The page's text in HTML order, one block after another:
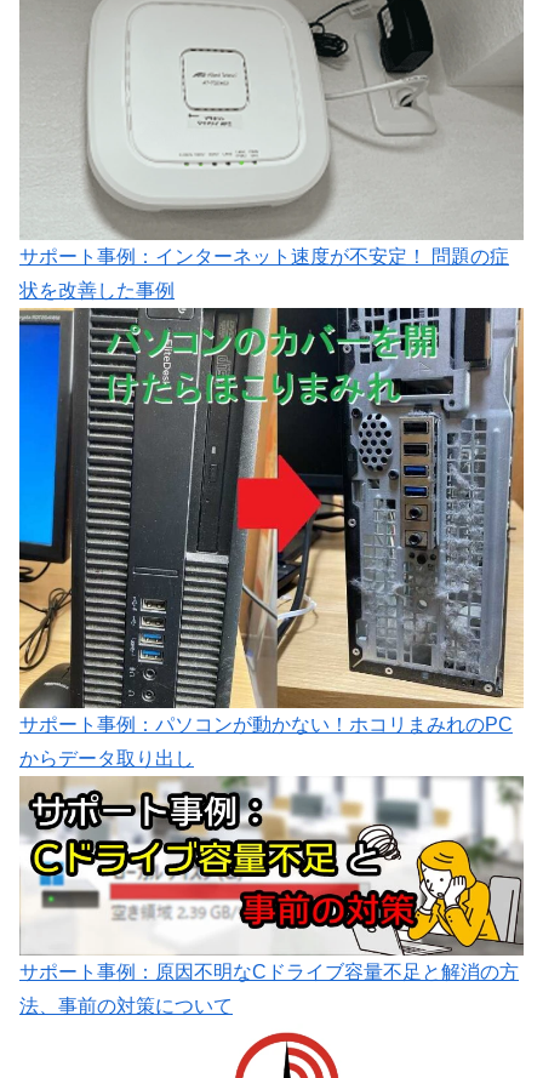
サポート事例：インターネット速度が不安定！ 問題の症
状を改善した事例
サポート事例：パソコンが動かない！ホコリまみれのPC
からデータ取り出し
サポート事例：原因不明なCドライブ容量不足と解消の方
法、事前の対策について